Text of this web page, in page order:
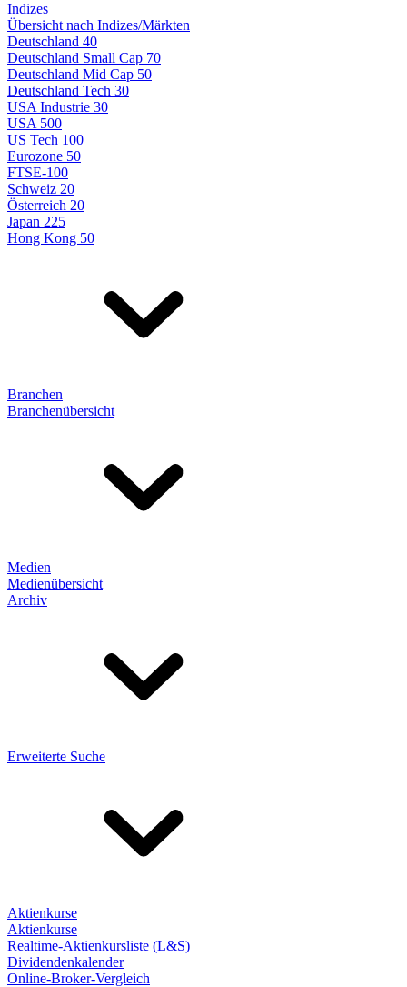
Indizes
Übersicht nach Indizes/Märkten
Deutschland 40
Deutschland Small Cap 70
Deutschland Mid Cap 50
Deutschland Tech 30
USA Industrie 30
USA 500
US Tech 100
Eurozone 50
FTSE-100
Schweiz 20
Österreich 20
Japan 225
Hong Kong 50
Branchen
Branchenübersicht
Medien
Medienübersicht
Archiv
Erweiterte Suche
Aktienkurse
Aktienkurse
Realtime-Aktienkursliste (L&S)
Dividendenkalender
Online-Broker-Vergleich